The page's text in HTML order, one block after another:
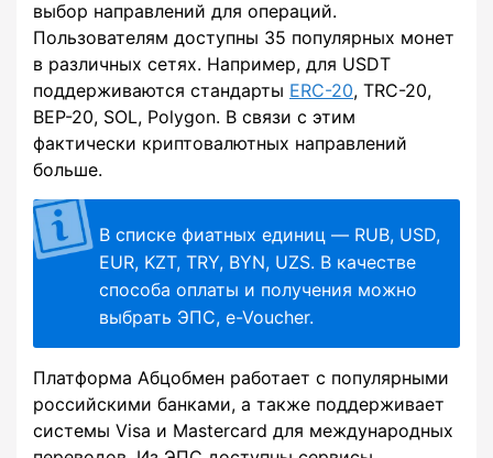
выбор направлений для операций.
Пользователям доступны 35 популярных монет
в различных сетях. Например, для USDT
поддерживаются стандарты ERC-20, TRC-20,
BEP-20, SOL, Polygon. В связи с этим
фактически криптовалютных направлений
больше.
В списке фиатных единиц — RUB, USD,
EUR, KZT, TRY, BYN, UZS. В качестве
способа оплаты и получения можно
выбрать ЭПС, e-Voucher.
Платформа Абцобмен работает с популярными
российскими банками, а также поддерживает
системы Visa и Mastercard для международных